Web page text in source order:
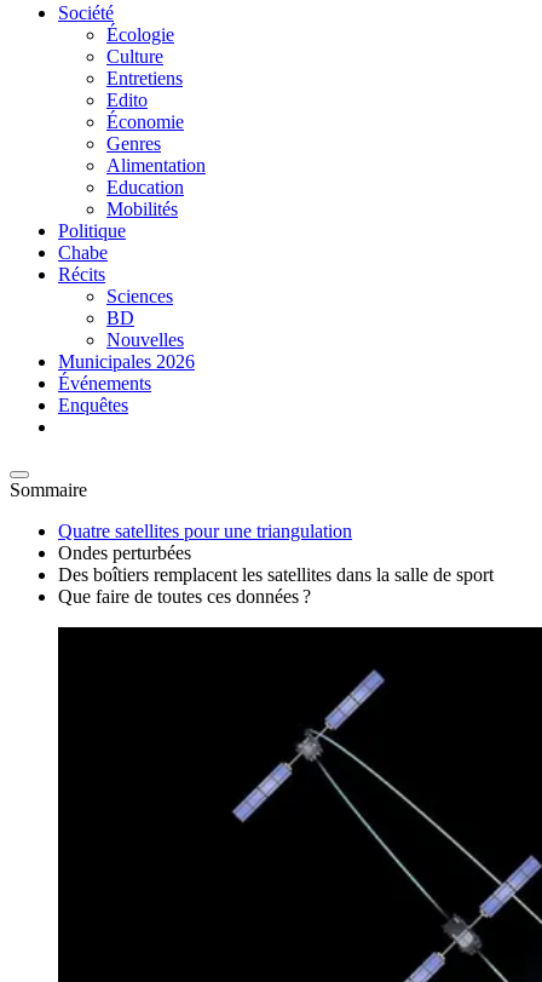
Société
Écologie
Culture
Entretiens
Edito
Économie
Genres
Alimentation
Education
Mobilités
Politique
Chabe
Récits
Sciences
BD
Nouvelles
Municipales 2026
Événements
Enquêtes
Sommaire
Quatre satellites pour une triangulation
Ondes perturbées
Des boîtiers remplacent les satellites dans la salle de sport
Que faire de toutes ces données ?